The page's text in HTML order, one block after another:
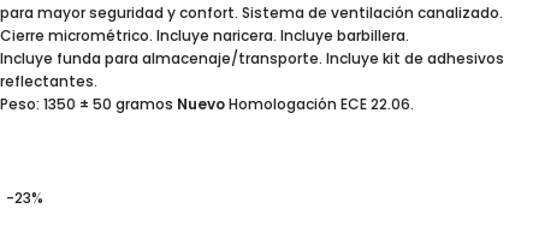
para mayor seguridad y confort. Sistema de ventilación canalizado.
Cierre micrométrico. Incluye naricera. Incluye barbillera.
Incluye funda para almacenaje/transporte. Incluye kit de adhesivos
reflectantes.
Peso: 1350 ± 50 gramos NuevoHomologación ECE 22.06.
-23%